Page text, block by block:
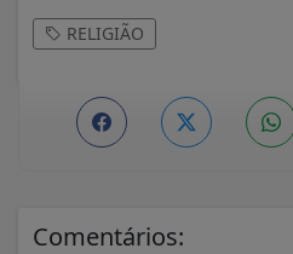
RELIGIÃO
Comentários: